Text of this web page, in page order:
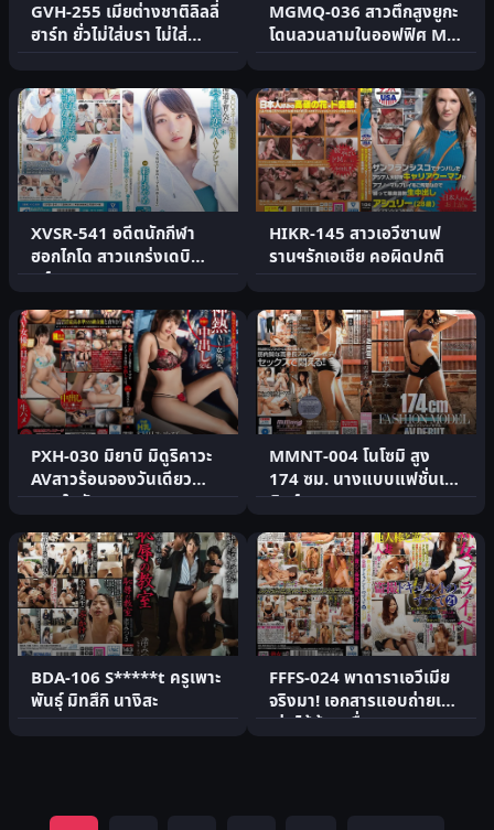
GVH-255 เมียต่างชาติลิลลี่
ฮาร์ท ยั่วไม่ใส่บรา ไม่ใส่
กางเกง
MGMQ-036 สาวตึกสูงยูกะ
โดนลวนลามในออฟฟิศ M
ชาย
XVSR-541 อดีตนักกีฬา
ฮอกไกโด สาวแกร่งเดบิ
วต์AV
HIKR-145 สาวเอวีซานฟ
รานฯรักเอเชีย คอผิดปกติ
PXH-030 มิยาบิ มิดูริคาวะ
AVสาวร้อนจองวันเดียว
แตกในสัญชาตญาณ
MMNT-004 โนโซมิ สูง
174 ซม. นางแบบแฟชั่นเด
บิวต์ AV
BDA-106 S*****t ครูเพาะ
พันธุ์ มิทสึกิ นางิสะ
FFFS-024 พาดาราเอวีเมีย
จริงมา! เอกสารแอบถ่ายเมีย
เล่นไม้ผู้ชายอื่น